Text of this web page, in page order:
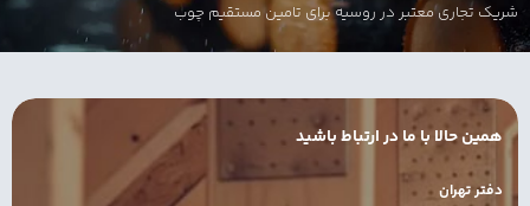
شریک تجاری معتبر در روسیه برای تامین مستقیم چوب
همین حالا با ما در ارتباط باشید
دفتر تهران